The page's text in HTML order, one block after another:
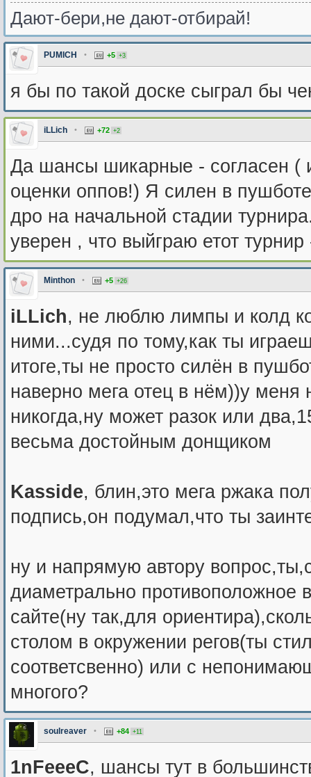
Дают-бери,не дают-отбирай!
PUMICH • +5 +3
я бы по такой доске сыграл бы
iLLich • +72 +2
Да шансы шикарные - согласен (
оценки оппов!) Я силен в
дро на начальной стадии
уверен , что выйграю етот
Minthon • +5 +26
iLLich, не люблю лимпы и колд
ними...судя по тому,как ты
итоге,ты не просто силён в
наверно мега отец в нём))у
никогда,ну может разок или
весьма достойным донщиком
Kasside, блин,это мега ржака
подпись,он подумал,что ты
ну и напрямую автору
диаметрально противоположное
сайте(ну так,для
столом в окружении регов(ты
соответсвенно) или с
многого?
soulreaver • +84 +11
1nFeeeC, шансы тут в